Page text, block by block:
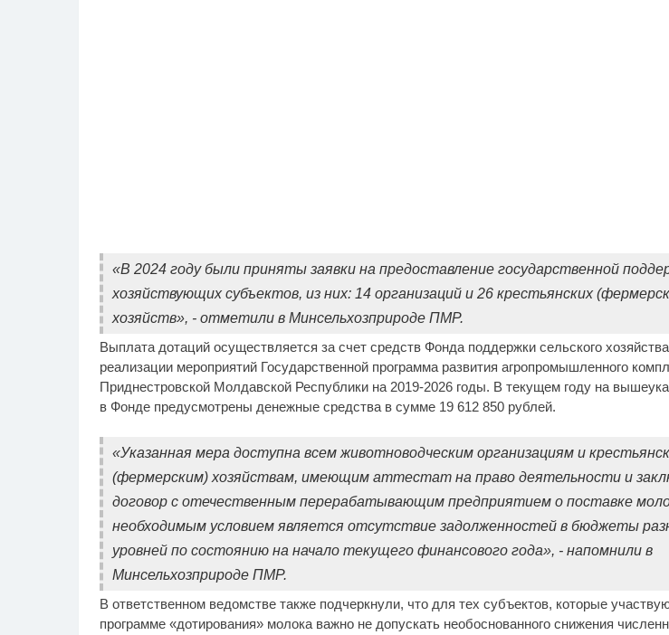
«В 2024 году были приняты заявки на предоставление государственной
хозяйствующих субъектов, из них: 14 организаций и 26 крестьянских
хозяйств», - отметили в Минсельхозприроде ПМР.
Выплата дотаций осуществляется за счет средств Фонда поддержки сельского
реализации мероприятий Государственной программа развития агропромышленного
Приднестровской Молдавской Республики на 2019-2026 годы. В текущем году на
в Фонде предусмотрены денежные средства в сумме 19 612 850 рублей.
«Указанная мера доступна всем животноводческим организациям и
(фермерским) хозяйствам, имеющим аттестат на право деятельности и
договор с отечественным перерабатывающим предприятием о поставке
необходимым условием является отсутствие задолженностей в бюджеты
уровней по состоянию на начало текущего финансового года», - напомнили в
Минсельхозприроде ПМР.
В ответственном ведомстве также подчеркнули, что для тех субъектов, которые
программе «дотирования» молока важно не допускать необоснованного снижения